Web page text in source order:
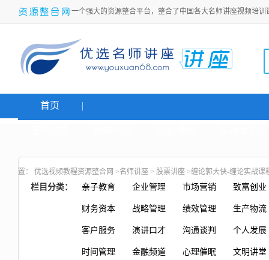
一个强大的资源整合平台，整合了中国各大名师讲座视频培
首页
置： 优选视频教程资源整合网 >名师讲座 > 股票讲座 >缠论郭大侠-缠论实战课
栏目分类： 亲子教育 企业管理 市场营销 致富创业
财务资本 战略管理 绩效管理 生产物流
客户服务 演讲口才 沟通谈判 个人发展
时间管理 金融频道 心理催眠 文明讲堂